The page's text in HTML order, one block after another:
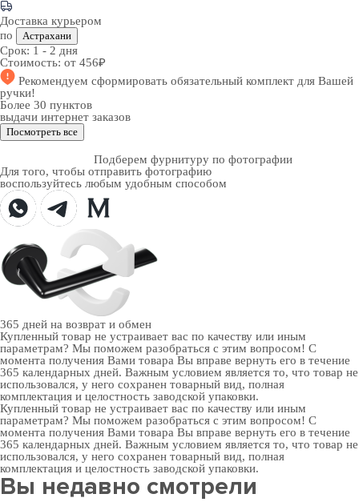
Доставка курьером
по
Астрахани
Срок: 1 - 2 дня
Стоимость: от 456₽
Рекомендуем сформировать обязательный комплект для Вашей
ручки!
Более 30 пунктов
выдачи интернет заказов
Посмотреть все
Подберем фурнитуру по фотографии
Для того, чтобы отправить фотографию
воспользуйтесь любым удобным способом
365 дней на возврат и обмен
Купленный товар не устраивает вас по качеству или иным
параметрам? Мы поможем разобраться с этим вопросом! С
момента получения Вами товара Вы вправе вернуть его в течение
365 календарных дней. Важным условием является то, что товар не
использовался, у него сохранен товарный вид, полная
комплектация и целостность заводской упаковки.
Купленный товар не устраивает вас по качеству или иным
параметрам? Мы поможем разобраться с этим вопросом! С
момента получения Вами товара Вы вправе вернуть его в течение
365 календарных дней. Важным условием является то, что товар не
использовался, у него сохранен товарный вид, полная
комплектация и целостность заводской упаковки.
Вы недавно смотрели